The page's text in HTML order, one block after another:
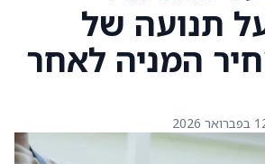
תנועה של
במחיר המניה לאחר
2026